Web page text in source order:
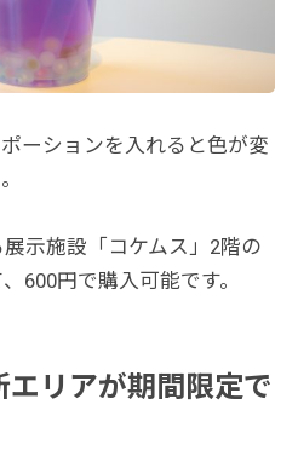
ーションを入れると色が変
示施設「コケムス」2階の
600円で購入可能です。
リアが期間限定で